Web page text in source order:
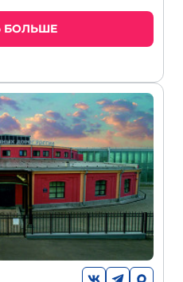
БОЛЬШЕ